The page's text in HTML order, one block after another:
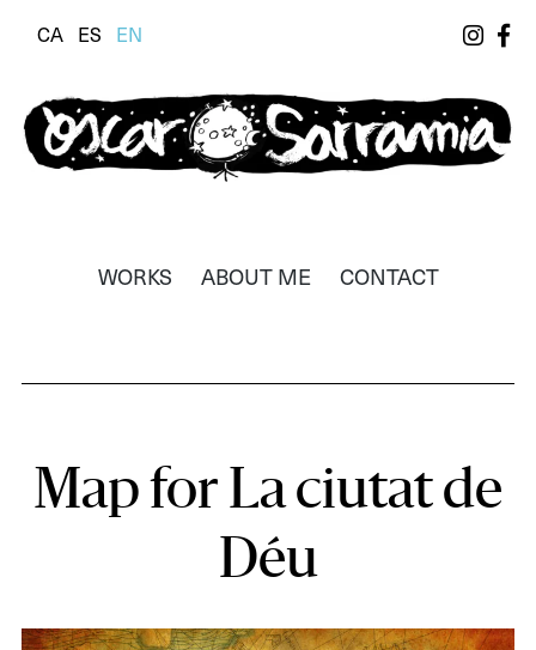
CA ES EN
Il·lustrador, dissenyador i realitzador
WORKS ABOUT ME CONTACT
Map for La ciutat de
Déu